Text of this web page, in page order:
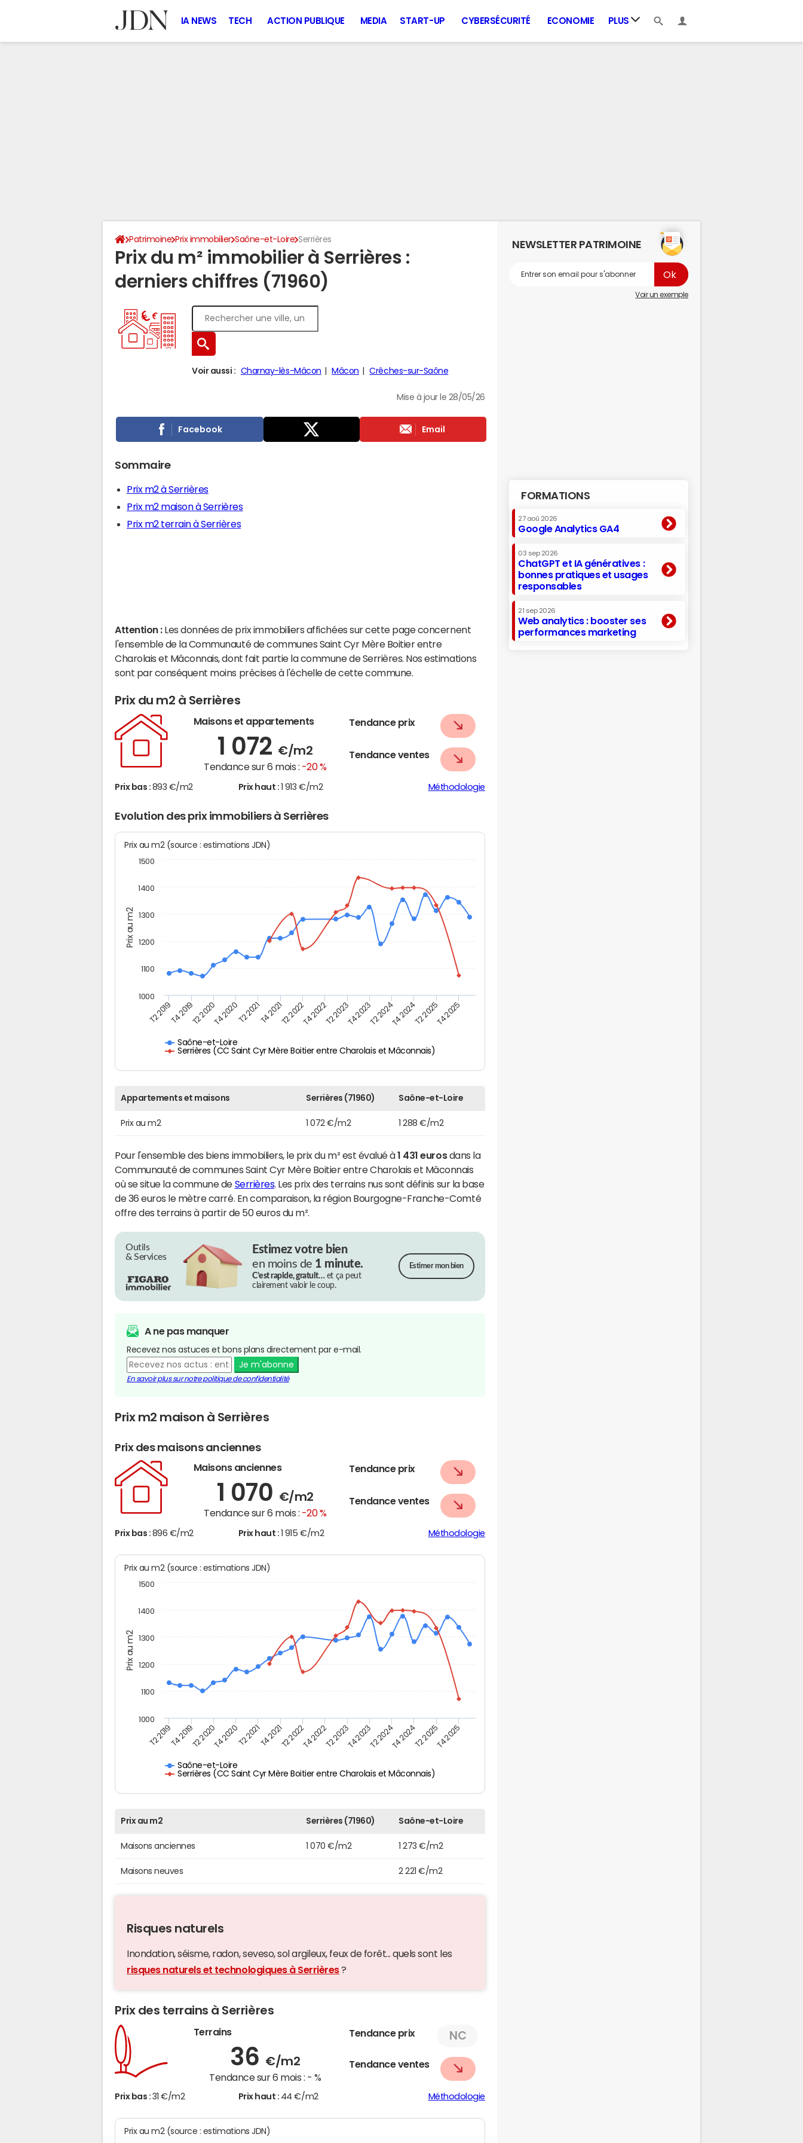
IA NEWS TECH ACTION PUBLIQUE MEDIA START-UP CYBERSÉCURITÉ ECONOMIE PLUS
Patrimoine Prix immobilier Saône-et-Loire Serrières
Prix du m² immobilier à Serrières :
derniers chiffres (71960)
Voir aussi : Charnay-lès-Mâcon Mâcon Crêches-sur-Saône
Mise à jour le 28/05/26
Facebook Email
Sommaire
Prix m2 à Serrières
Prix m2 maison à Serrières
Prix m2 terrain à Serrières
Attention : Les données de prix immobiliers affichées sur cette page concernent
l'ensemble de la Communauté de communes Saint Cyr Mère Boitier entre
Charolais et Mâconnais, dont fait partie la commune de Serrières. Nos estimations
sont par conséquent moins précises à l'échelle de cette commune.
Prix du m2 à Serrières
Maisons et appartements
1 072 €/m2
Tendance sur 6 mois : -20 %
Tendance prix
Tendance ventes
Prix bas : 893 €/m2 Prix haut : 1 913 €/m2 Méthodologie
Evolution des prix immobiliers à Serrières
Prix au m2
Prix au m2 (source : estimations JDN)
Saône-et-Loire
Serrières (CC Saint Cyr Mère Boitier entre Charolais et Mâconnais)
T2 2019T4 2019T2 2020T4 2020T2 2021T4 2021T2 2022T4 2022T2 2023T4 2023T2 2024T4 2024T2 2025T4 2025
1000
1100
1200
1300
1400
1500
Appartements et maisons Serrières (71960) Saône-et-Loire
Prix au m2 1 072 €/m2 1 288 €/m2
Pour l'ensemble des biens immobiliers, le prix du m² est évalué à1 431 eurosdans la
Communauté de communes Saint Cyr Mère Boitier entre Charolais et Mâconnais
où se situe la commune de Serrières. Les prix des terrains nus sont définis sur la base
de 36 euros le mètre carré. En comparaison, la région Bourgogne-Franche-Comté
offre des terrains à partir de 50 euros du m².
Outils
& Services
Estimez votre bien
en moins de 1 minute.
C’est rapide, gratuit…et ça peut
clairement valoir le coup.
Estimer mon bien
A ne pas manquer
Recevez nos astuces et bons plans directement par e-mail.
Je m'abonne
En savoir plus sur notre politique de confidentialité
Prix m2 maison à Serrières
Prix des maisons anciennes
Maisons anciennes
1 070 €/m2
Tendance sur 6 mois : -20 %
Tendance prix
Tendance ventes
Prix bas : 896 €/m2 Prix haut : 1 915 €/m2 Méthodologie
Prix au m2
Prix au m2 (source : estimations JDN)
Saône-et-Loire
Serrières (CC Saint Cyr Mère Boitier entre Charolais et Mâconnais)
T2 2019T4 2019T2 2020T4 2020T2 2021T4 2021T2 2022T4 2022T2 2023T4 2023T2 2024T4 2024T2 2025T4 2025
1000
1100
1200
1300
1400
1500
Prix au m2 Serrières (71960) Saône-et-Loire
Maisons anciennes 1 070 €/m2 1 273 €/m2
Maisons neuves 2 221 €/m2
Risques naturels
Inondation, séisme, radon, seveso, sol argileux, feux de forêt... quels sont les
risques naturels et technologiques à Serrières?
Prix des terrains à Serrières
Terrains
36 €/m2
Tendance sur 6 mois : - %
Tendance prix NC
Tendance ventes
Prix bas : 31 €/m2 Prix haut : 44 €/m2 Méthodologie
Prix au m2 (source : estimations JDN)
NEWSLETTER PATRIMOINE
Voir un exemple
FORMATIONS
27 aoû 2026
Google Analytics GA4
03 sep 2026
ChatGPT et IA génératives :
bonnes pratiques et usages
responsables
21 sep 2026
Web analytics : booster ses
performances marketing